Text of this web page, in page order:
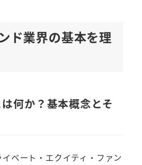
ド業界の基本を理
何か？基本概念とそ
ベート・エクイティ・ファン